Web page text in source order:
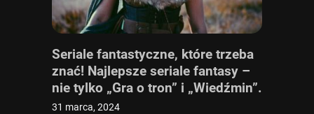
Seriale fantastyczne, które trzeba
znać! Najlepsze seriale fantasy –
nie tylko „Gra o tron” i „Wiedźmin”.
Sprawdź ranking seriali
31 marca, 2024